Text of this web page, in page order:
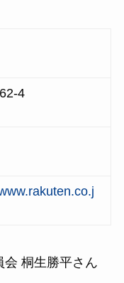
4
会 桐生勝平さん